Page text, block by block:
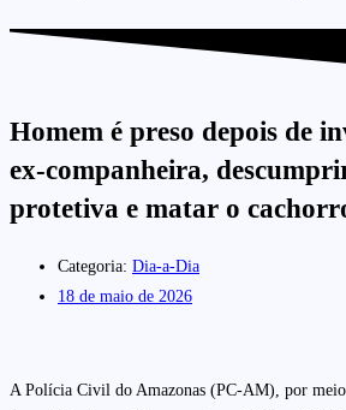
Homem é preso depois de
ex-companheira,
protetiva e matar o
Categoria: Dia-a-Dia
18 de maio de 2026
A Polícia Civil do Amazonas (PC-AM), por meio